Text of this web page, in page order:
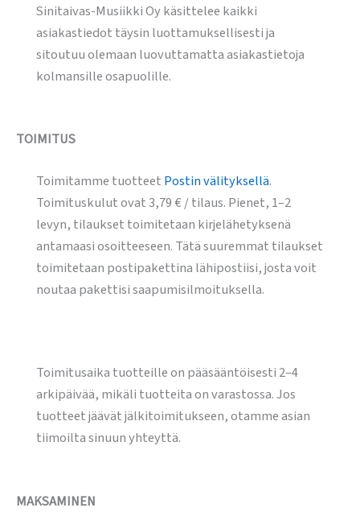
Sinitaivas-Musiikki Oy käsittelee kaikki
asiakastiedot täysin luottamuksellisesti ja
sitoutuu olemaan luovuttamatta asiakastietoja
kolmansille osapuolille.
TOIMITUS
Toimitamme tuotteet Postin välityksellä.
Toimituskulut ovat 3,79 € / tilaus. Pienet, 1–2
levyn, tilaukset toimitetaan kirjelähetyksenä
antamaasi osoitteeseen. Tätä suuremmat tilaukset
toimitetaan postipakettina lähipostiisi, josta voit
noutaa pakettisi saapumisilmoituksella.
Toimitusaika tuotteille on pääsääntöisesti 2–4
arkipäivää, mikäli tuotteita on varastossa. Jos
tuotteet jäävät jälkitoimitukseen, otamme asian
tiimoilta sinuun yhteyttä.
MAKSAMINEN